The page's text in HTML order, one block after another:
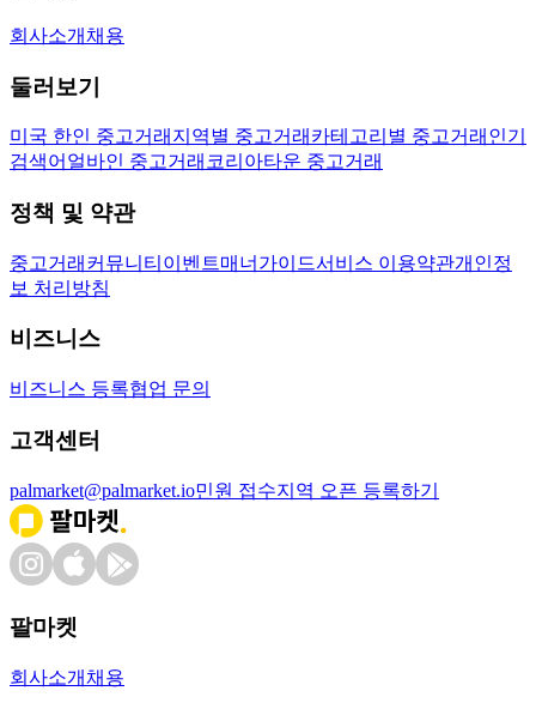
회사소개 채용
둘러보기
미국 한인 중고거래 지역별 중고거래 카테고리별 중고거래 인기
검색어 얼바인 중고거래 코리아타운 중고거래
정책 및 약관
중고거래 커뮤니티 이벤트매너가이드서비스 이용약관개인정
보 처리방침
비즈니스
비즈니스 등록협업 문의
고객센터
palmarket@palmarket.io민원 접수지역 오픈 등록하기
팔마켓
회사소개 채용